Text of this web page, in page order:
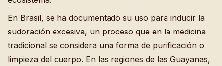
En Brasil, se ha documentado su uso para inducir la
sudoración excesiva, un proceso que en la medicina
tradicional se considera una forma de purificación o
limpieza del cuerpo. En las regiones de las Guayanas,